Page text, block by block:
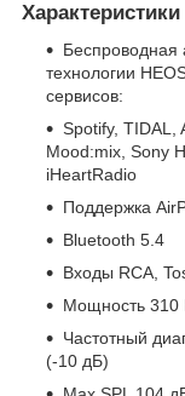
Беспроводная
технологии
сервисов:
Spotify, TIDAL,
Mood:mix, Sony
iHeartRadio
Поддержка
Bluetooth 5.4
Входы RCA,
Мощность 310
Частотный
(-10 дБ)